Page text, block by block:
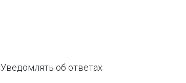
Уведомлять об ответах